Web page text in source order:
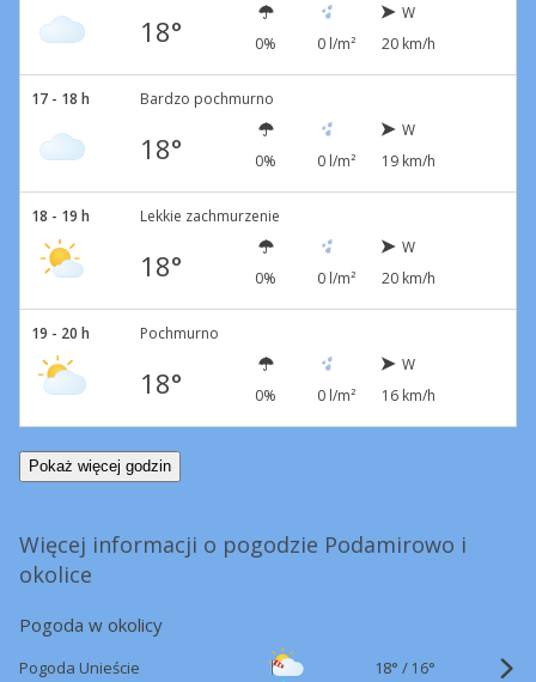
18° 0% 0 l/m²
W
20 km/h
17 - 18 h Bardzo pochmurno
18° 0% 0 l/m²
W
19 km/h
18 - 19 h Lekkie zachmurzenie
18° 0% 0 l/m²
W
20 km/h
19 - 20 h Pochmurno
18° 0% 0 l/m²
W
16 km/h
Pokaż więcej godzin
Więcej informacji o pogodzie Podamirowo i
okolice
Pogoda w okolicy
Pogoda Unieście 18° / 16°